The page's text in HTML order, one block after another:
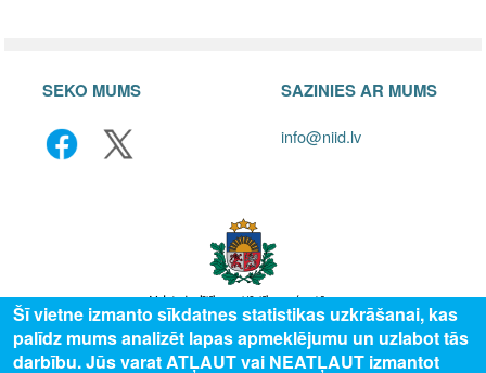
SEKO MUMS SAZINIES AR MUMS
info@niid.lv
© 2025 Valsts izglītības attīstības aģentūra, publicētā satura visas tiesības
Šī vietne izmanto sīkdatnes statistikas uzkrāšanai, kas
palīdz mums analizēt lapas apmeklējumu un uzlabot tās
darbību. Jūs varat ATĻAUT vai NEATĻAUT izmantot